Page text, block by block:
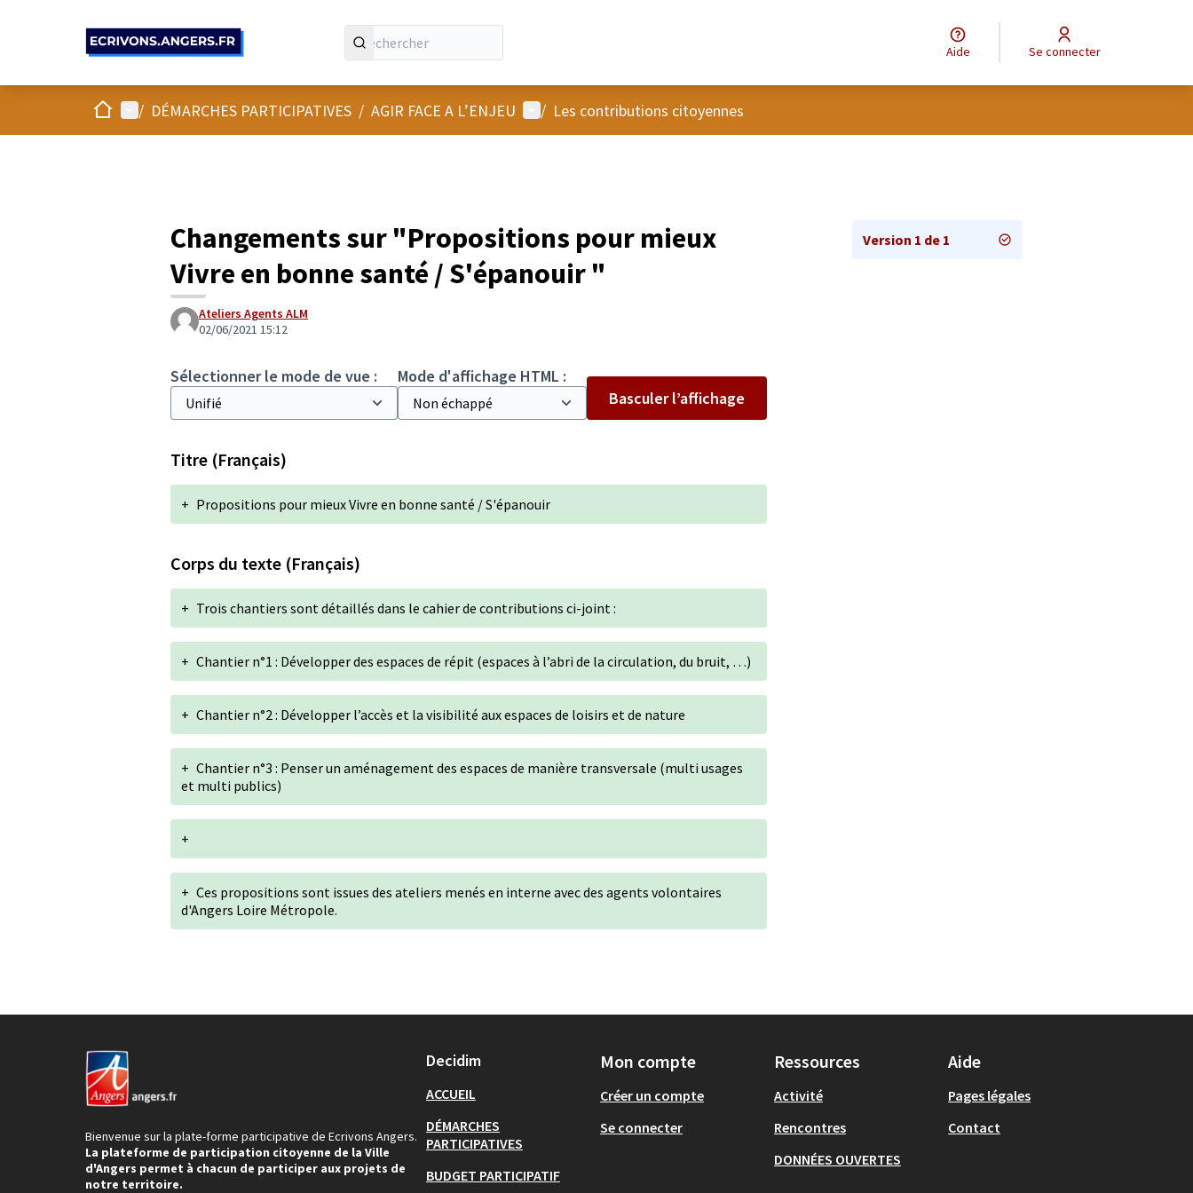
Aide Se connecter
AccueilMenu principal
/ DÉMARCHES PARTICIPATIVES / AGIR FACE A L’ENJEU Menu utilisateur
/ Les contributions citoyennes
Changements sur "Propositions pour mieux
Vivre en bonne santé / S'épanouir "
Ateliers Agents ALM
02/06/2021 15:12
Sélectionner le mode de vue :
Mode d'affichage HTML :
Basculer l’affichage
Titre (Français)
+ Propositions pour mieux Vivre en bonne santé / S'épanouir
Corps du texte (Français)
+ Trois chantiers sont détaillés dans le cahier de contributions ci-joint :
+ Chantier n°1 : Développer des espaces de répit (espaces à l’abri de la circulation, du bruit, …)
+ Chantier n°2 : Développer l’accès et la visibilité aux espaces de loisirs et de nature
+ Chantier n°3 : Penser un aménagement des espaces de manière transversale (multi usages
et multi publics)
+
+ Ces propositions sont issues des ateliers menés en interne avec des agents volontaires
d'Angers Loire Métropole.
Version 1 de 1
Bienvenue sur la plate-forme participative de Ecrivons Angers.
La plateforme de participation citoyenne de la Ville
d'Angers permet à chacun de participer aux projets de
notre territoire.
Decidim
ACCUEIL
DÉMARCHES
PARTICIPATIVES
BUDGET PARTICIPATIF
Mon compte
Créer un compte
Se connecter
Ressources
Activité
Rencontres
DONNÉES OUVERTES
Aide
Pages légales
Contact